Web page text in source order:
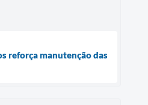
reforça manutenção das